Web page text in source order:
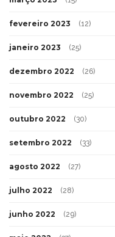
fevereiro 2023 (12)
janeiro 2023 (25)
dezembro 2022 (26)
novembro 2022 (25)
outubro 2022 (30)
setembro 2022 (33)
agosto 2022 (27)
julho 2022 (28)
junho 2022 (29)